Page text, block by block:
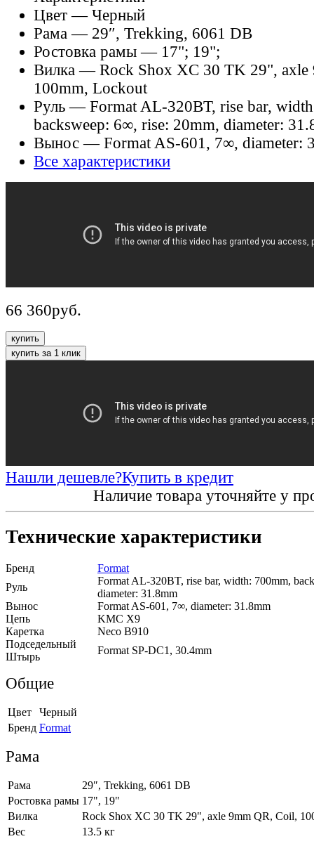
Цвет — Черный
Рама — 29″, Trekking, 6061 DB
Ростовкa рамы — 17"; 19";
Вилка — Rock Shox XC 30 TK 29", axle
100mm, Lockout
Руль — Format AL-320BT, rise bar,
backsweep: 6∞, rise: 20mm, diameter:
Вынос — Format AS-601, 7∞, diameter:
Все характеристики
66 360руб.
купить
купить за 1 клик
Нашли дешевле?Купить в кредит
Наличие товара уточняйте у
Технические характеристики
Бренд
Format
Руль
Format AL-320BT, rise bar, width: 700mm,
diameter: 31.8mm
Вынос
Format AS-601, 7∞, diameter: 31.8mm
Цепь
KMC X9
Каретка
Neco B910
Подседельный
Штырь
Format SP-DC1, 30.4mm
Общие
Цвет
Черный
Бренд Format
Рама
Рама
29″, Trekking, 6061 DB
Ростовкa рамы 17", 19"
Вилка
Rock Shox XC 30 TK 29", axle 9mm QR, Coil,
Вес
13.5 кг